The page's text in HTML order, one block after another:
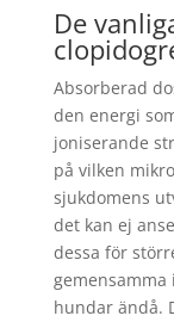
De
Absorberad
den energi
joniserande
på vilken
sjukdomens
det kan ej
dessa för
hundar ändå.